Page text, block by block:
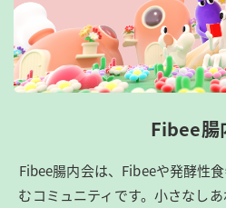
Fibee腸
Fibee腸内会は、​Fibeeや発酵性
むコミュニティです。​小さなし